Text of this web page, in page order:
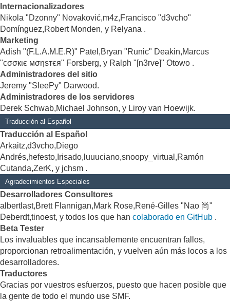
Internacionalizadores
Nikola "Dzonny" Novaković,m4z,Francisco "d3vcho"
Domínguez,Robert Monden, y Relyana .
Marketing
Adish "(F.L.A.M.E.R)" Patel,Bryan "Runic" Deakin,Marcus
"cσσкιє мσηѕтєя" Forsberg, y Ralph "[n3rve]" Otowo .
Administradores del sitio
Jeremy "SleePy" Darwood.
Administradores de los servidores
Derek Schwab,Michael Johnson, y Liroy van Hoewijk.
Traducción al Español
Traducción al Español
Arkaitz,d3vcho,Diego
Andrés,hefesto,Irisado,luuuciano,snoopy_virtual,Ramón
Cutanda,ZerK, y jchsm .
Agradecimientos Especiales
Desarrolladores Consultores
albertlast,Brett Flannigan,Mark Rose,René-Gilles "Nao 尚"
Deberdt,tinoest, y todos los que han colaborado en GitHub .
Beta Tester
Los invaluables que incansablemente encuentran fallos,
proporcionan retroalimentación, y vuelven aún más locos a los
desarrolladores.
Traductores
Gracias por vuestros esfuerzos, puesto que hacen posible que
la gente de todo el mundo use SMF.